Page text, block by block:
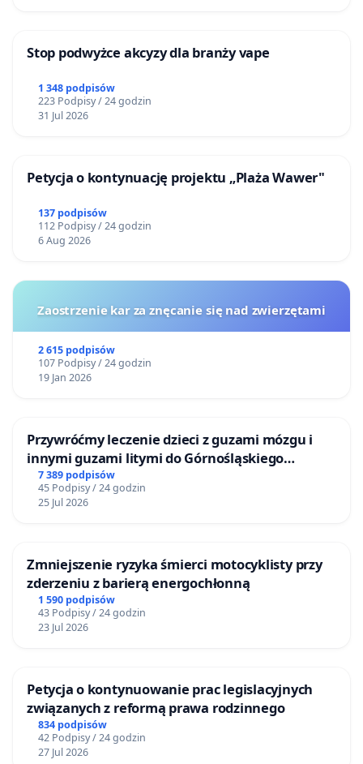
Stop podwyżce akcyzy dla branży vape
1 348 podpisów
223 Podpisy / 24 godzin
31 Jul 2026
Petycja o kontynuację projektu „Plaża Wawer"
137 podpisów
112 Podpisy / 24 godzin
6 Aug 2026
Zaostrzenie kar za znęcanie się nad zwierzętami
2 615 podpisów
107 Podpisy / 24 godzin
19 Jan 2026
Przywróćmy leczenie dzieci z guzami mózgu i
innymi guzami litymi do Górnośląskiego
Centrum Zdrowia Dziecka w Katowicach
7 389 podpisów
45 Podpisy / 24 godzin
25 Jul 2026
Zmniejszenie ryzyka śmierci motocyklisty przy
zderzeniu z barierą energochłonną
1 590 podpisów
43 Podpisy / 24 godzin
23 Jul 2026
Petycja o kontynuowanie prac legislacyjnych
związanych z reformą prawa rodzinnego
834 podpisów
42 Podpisy / 24 godzin
27 Jul 2026